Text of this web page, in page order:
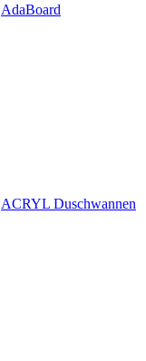
AdaBoard
ACRYL Duschwannen